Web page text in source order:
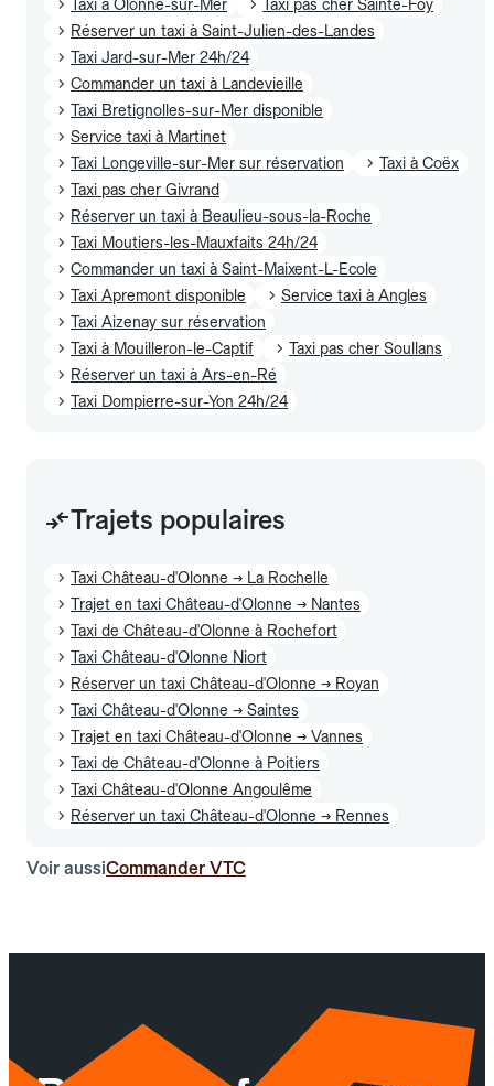
Taxi à Olonne-sur-Mer
Taxi pas cher Sainte-Foy
Réserver un taxi à Saint-Julien-des-Landes
Taxi Jard-sur-Mer 24h/24
Commander un taxi à Landevieille
Taxi Bretignolles-sur-Mer disponible
Service taxi à Martinet
Taxi Longeville-sur-Mer sur réservation
Taxi à Coëx
Taxi pas cher Givrand
Réserver un taxi à Beaulieu-sous-la-Roche
Taxi Moutiers-les-Mauxfaits 24h/24
Commander un taxi à Saint-Maixent-L-Ecole
Taxi Apremont disponible
Service taxi à Angles
Taxi Aizenay sur réservation
Taxi à Mouilleron-le-Captif
Taxi pas cher Soullans
Réserver un taxi à Ars-en-Ré
Taxi Dompierre-sur-Yon 24h/24
Trajets populaires
Taxi Château-d'Olonne → La Rochelle
Trajet en taxi Château-d'Olonne → Nantes
Taxi de Château-d'Olonne à Rochefort
Taxi Château-d'Olonne Niort
Réserver un taxi Château-d'Olonne → Royan
Taxi Château-d'Olonne → Saintes
Trajet en taxi Château-d'Olonne → Vannes
Taxi de Château-d'Olonne à Poitiers
Taxi Château-d'Olonne Angoulême
Réserver un taxi Château-d'Olonne → Rennes
Voir aussiCommander VTC